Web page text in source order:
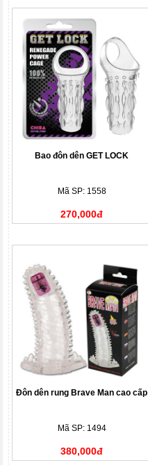
Bao đôn dên GET LOCK
Mã SP: 1558
270,000đ
Đôn dên rung Brave Man cao cấp
Mã SP: 1494
380,000đ